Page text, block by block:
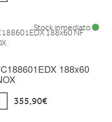
188x60
355,90€
Stock inmediato